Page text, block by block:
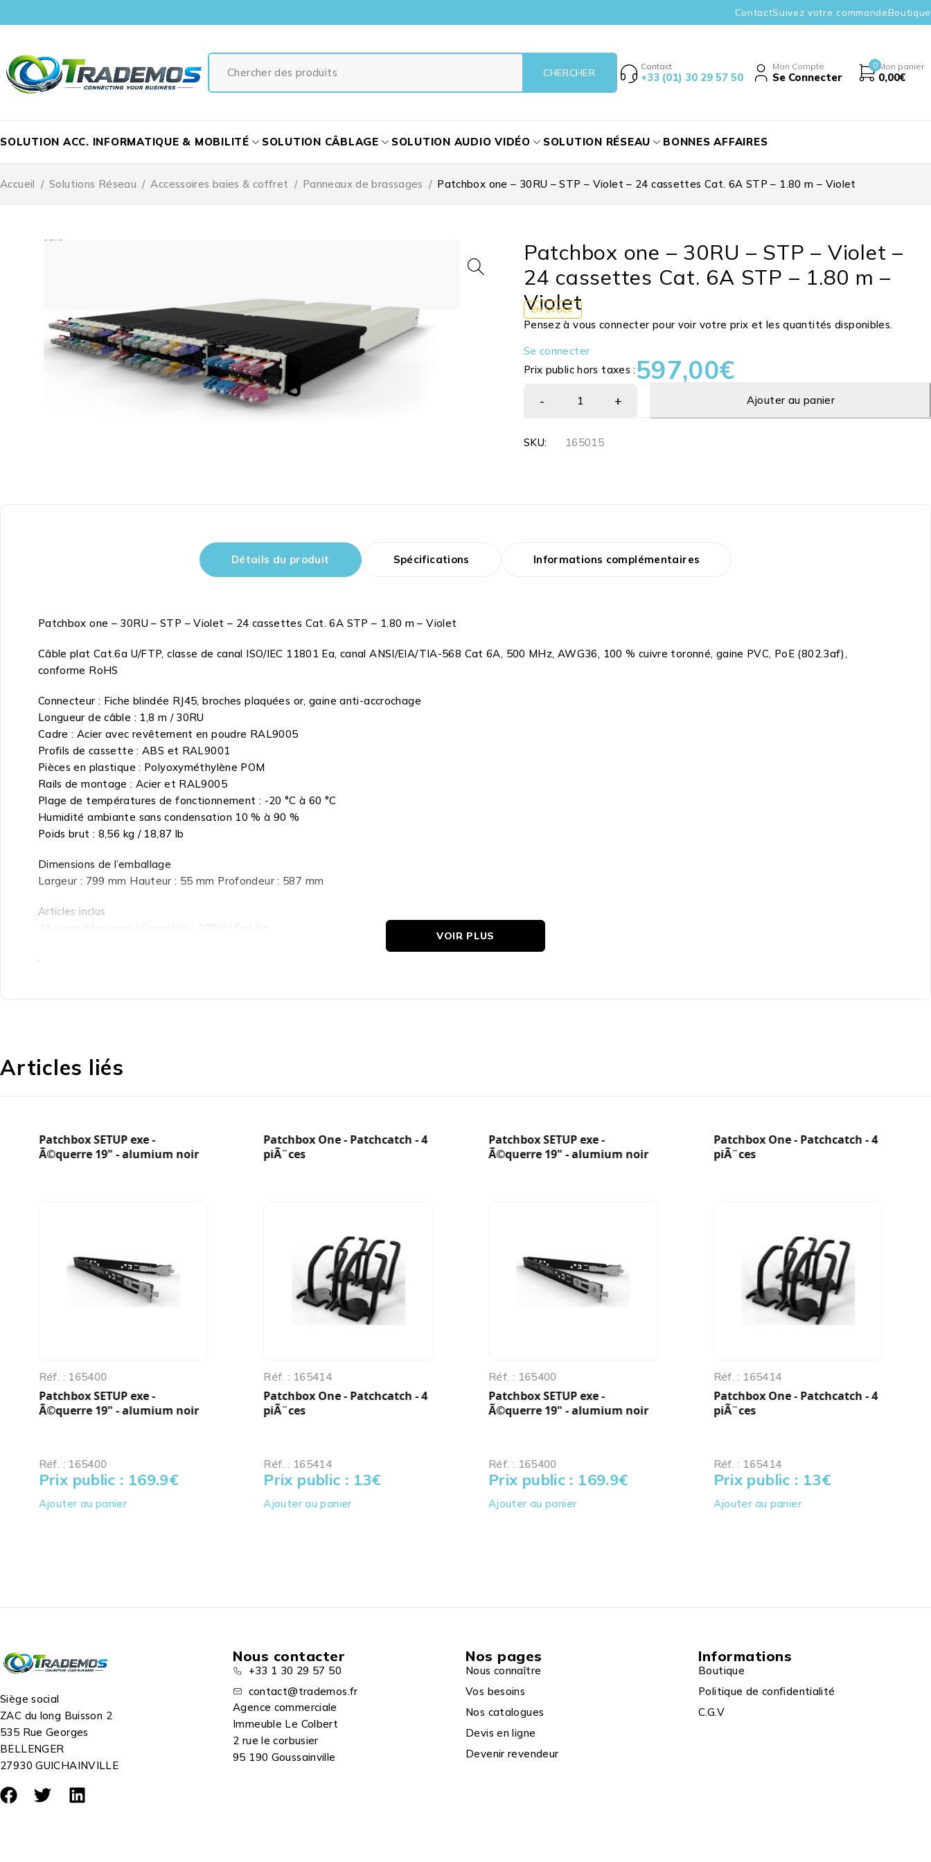
ContactSuivez votre commandeBoutique
Contact
+33 (01) 30 29 57 50
Mon Compte
Se Connecter
0 Mon panier
0,00€
SOLUTION ACC. INFORMATIQUE & MOBILITÉ SOLUTION CÂBLAGE SOLUTION AUDIO VIDÉO SOLUTION RÉSEAU BONNES AFFAIRES
Accueil / Solutions Réseau / Accessoires baies & coffret / Panneaux de brassages / Patchbox one – 30RU – STP – Violet – 24 cassettes Cat. 6A STP – 1.80 m – Violet
Patchbox one – 30RU – STP – Violet –
24 cassettes Cat. 6A STP – 1.80 m –
Violet
EN STOCK
Pensez à vous connecter pour voir votre prix et les quantités disponibles.
Se connecter
Prix public hors taxes :597,00€
Ajouter au panier
SKU: 165015
Détails du produit Spécifications Informations complémentaires
Patchbox one – 30RU – STP – Violet – 24 cassettes Cat. 6A STP – 1.80 m – Violet
Câble plat Cat.6a U/FTP, classe de canal ISO/IEC 11801 Ea, canal ANSI/EIA/TIA-568 Cat 6A, 500 MHz, AWG36, 100 % cuivre toronné, gaine PVC, PoE (802.3af),
conforme RoHS
Connecteur : Fiche blindée RJ45, broches plaquées or, gaine anti-accrochage
Longueur de câble : 1,8 m / 30RU
Cadre : Acier avec revêtement en poudre RAL9005
Profils de cassette : ABS et RAL9001
Pièces en plastique : Polyoxyméthylène POM
Rails de montage : Acier et RAL9005
Plage de températures de fonctionnement : -20 °C à 60 °C
Humidité ambiante sans condensation 10 % à 90 %
Poids brut : 8,56 kg / 18,87 lb
Dimensions de l’emballage
Largeur : 799 mm Hauteur : 55 mm Profondeur : 587 mm
Articles inclus
24 x patchbox.one / Cassette / 30RU / Cat.6a
6 x Patchcatch
VOIR PLUS
Articles liés
Patchbox SETUP exe -
Ã©querre 19" - alumium noir
Réf. : 165400
Patchbox SETUP exe -
Ã©querre 19" - alumium noir
Réf. : 165400
Prix public : 169.9€
Ajouter au panier
Patchbox One - Patchcatch - 4
piÃ¨ces
Réf. : 165414
Patchbox One - Patchcatch - 4
piÃ¨ces
Réf. : 165414
Prix public : 13€
Ajouter au panier
Patchbox SETUP exe -
Ã©querre 19" - alumium noir
Réf. : 165400
Patchbox SETUP exe -
Ã©querre 19" - alumium noir
Réf. : 165400
Prix public : 169.9€
Ajouter au panier
Patchbox One - Patchcatch - 4
piÃ¨ces
Réf. : 165414
Patchbox One - Patchcatch - 4
piÃ¨ces
Réf. : 165414
Prix public : 13€
Ajouter au panier
Siège social
ZAC du long Buisson 2
535 Rue Georges
BELLENGER
27930 GUICHAINVILLE
Nous contacter
+33 1 30 29 57 50
contact@trademos.fr
Agence commerciale
Immeuble Le Colbert
2 rue le corbusier
95 190 Goussainville
Nos pages
Nous connaître
Vos besoins
Nos catalogues
Devis en ligne
Devenir revendeur
Informations
Boutique
Politique de confidentialité
C.G.V